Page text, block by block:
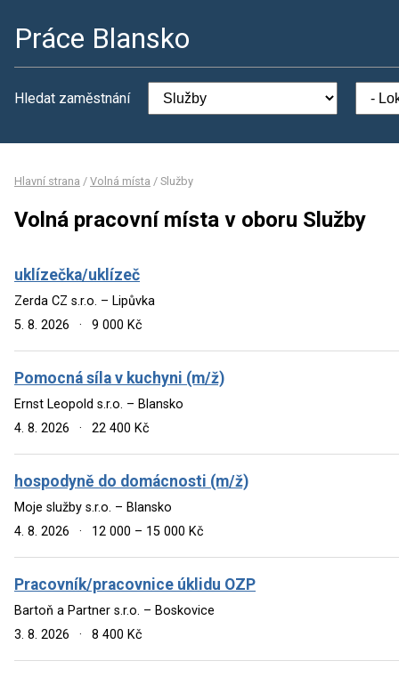
Práce Blansko
Hledat zaměstnání
Hlavní strana / Volná místa / Služby
Volná pracovní místa v oboru Služby
uklízečka/uklízeč
Zerda CZ s.r.o. – Lipůvka
5. 8. 2026
· 9 000 Kč
Pomocná síla v kuchyni (m/ž)
Ernst Leopold s.r.o. – Blansko
4. 8. 2026
· 22 400 Kč
hospodyně do domácnosti (m/ž)
Moje služby s.r.o. – Blansko
4. 8. 2026
· 12 000 – 15 000 Kč
Pracovník/pracovnice úklidu OZP
Bartoň a Partner s.r.o. – Boskovice
3. 8. 2026
· 8 400 Kč